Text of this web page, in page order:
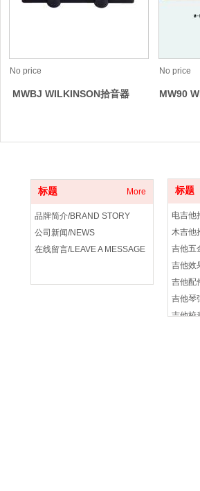
No price
MWBJ WILKINSON拾音器
No price
MW90
标题 More
品牌简介/BRAND STORY
公司新闻/NEWS
在线留言/LEAVE A MESSAGE
标题
吉他五
吉他效
吉他配
吉他琴
吉他校